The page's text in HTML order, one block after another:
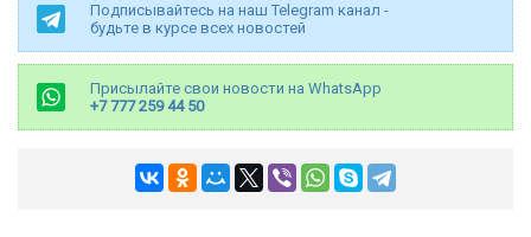
Подписывайтесь на наш Telegram канал -
будьте в курсе всех новостей
Присылайте свои новости на WhatsApp
+7 777 259 44 50